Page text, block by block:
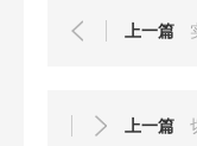
上一篇
上一篇